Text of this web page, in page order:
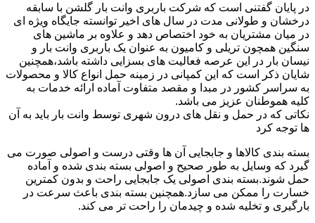
در پایان گفتنی است که شرکت باربری وانت بار گلشن با سابقه
درخشان و طولانی مدت در سال های اخیر توانسته جایگاه ویژه ای
در میان مشتریان به خود اختصاص دهد و علاوه بر ماشین های
سنگین همچون تریلی و کامیون به عنوان یک باربری وانت بار و
نیسان بار در این عرصه فعالیت های بسزایی داشته باشد،همچنین
شایان ذکر است که این کمپانی در زمینه حمل انواع کالا و محصولات
به سراسر کشور در مبدا و مقصد متفاوت آماده ارائه خدمات به
کلیه هموطنان عزیز می باشد.
نکاتی که در حمل و نقل های درون شهری توسط وانت بار باید به آن
ها توجه کرد
بسته بندی کالاها و جابجایی آن ها وقتی درست و اصولی صورت می
گیرد که وسایل به طور صحیح و اصولی بسته بندی شده و آماده
حمل شوند.بسته بندی اصولی یک جابجایی راحت و بدون کمترین
خسارت را ممکن می سازد.همچنین بسته بندی باعث سرعت در
بارگیری و تخلیه شده و چیدمان را راحت تر می کند.